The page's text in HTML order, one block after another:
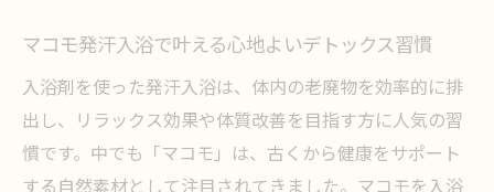
マコモ発汗入浴で叶える心地よいデトックス習慣
入浴剤を使った発汗入浴は、体内の老廃物を効率的に排
出し、リラックス効果や体質改善を目指す方に人気の習
慣です。中でも「マコモ」は、古くから健康をサポート
する自然素材として注目されてきました。マコモを入浴